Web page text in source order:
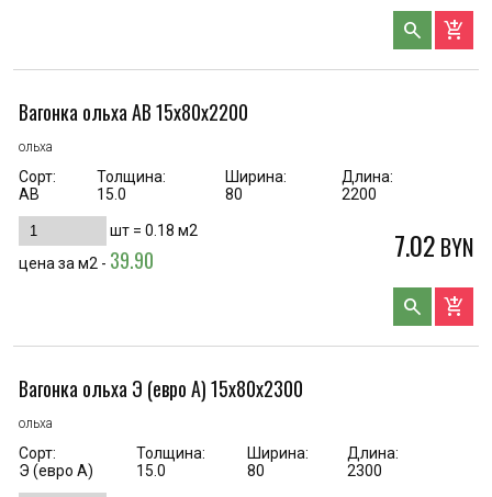
search add_shopping_cart
Вагонка ольха AB 15х80х2200
ольха
Сорт:
AB
Толщина:
15.0
Ширина:
80
Длина:
2200
шт = 0.18 м2
цена за м2 - 39.90 7.02 BYN
search add_shopping_cart
Вагонка ольха Э (евро А) 15х80х2300
ольха
Сорт:
Э (евро А)
Толщина:
15.0
Ширина:
80
Длина:
2300